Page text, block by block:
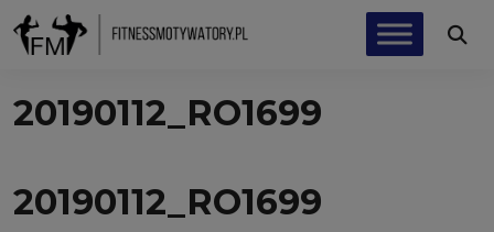
20190112_RO1699
20190112_RO1699